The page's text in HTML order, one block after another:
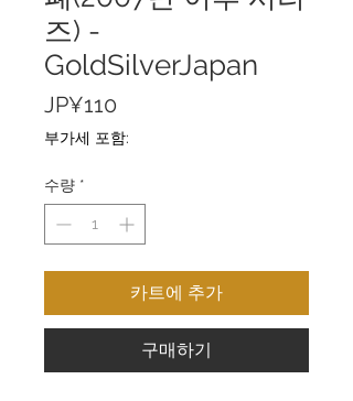
즈) -
GoldSilverJapan
JP¥110
격
부가세 포함:
수량 *
카트에 추가
구매하기